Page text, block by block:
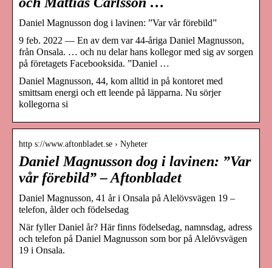
Daniel Magnusson dog i lavinen: ”Var vår förebild”
9 feb. 2022 — En av dem var 44-åriga Daniel Magnusson,
från Onsala. … och nu delar hans kollegor med sig av sorgen
på företagets Facebooksida. ”Daniel …
Daniel Magnusson, 44, kom alltid in på kontoret med
smittsam energi och ett leende på läpparna. Nu sörjer
kollegorna si
http s://www.aftonbladet.se › Nyheter
Daniel Magnusson dog i lavinen: ”Var
vår förebild” – Aftonbladet
Daniel Magnusson, 41 år i Onsala på Alelövsvägen 19 –
telefon, ålder och födelsedag
När fyller Daniel år? Här finns födelsedag, namnsdag, adress
och telefon på Daniel Magnusson som bor på Alelövsvägen
19 i Onsala.